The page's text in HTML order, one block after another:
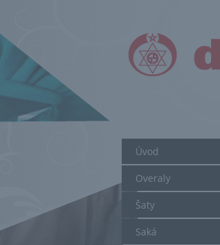
Úvod
Overaly
Šaty
Saká